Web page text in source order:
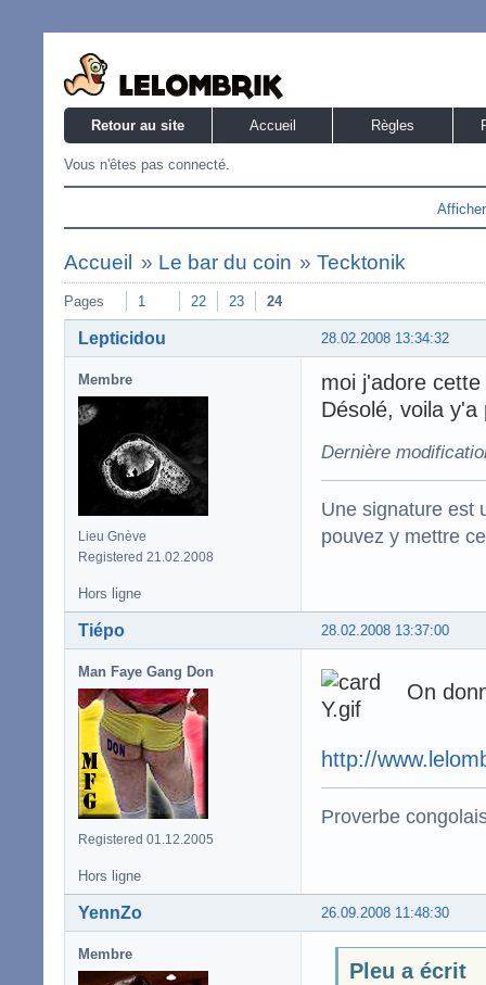
Retour au site Accueil Règles
Vous n'êtes pas connecté.
Accueil » Le bar du coin »Tecktonik
Pages 1 22 23 24
28.02.2008 13:34:32
Lepticidou
Membre
Lieu Gnève
Registered 21.02.2008
moi j'adore cette
Désolé, voila
Dernière
Une signature est
pouvez y mettre
Hors ligne
28.02.2008 13:37:00
Tiépo
Man Faye Gang Don
Registered 01.12.2005
On
http://
Proverbe
Hors ligne
26.09.2008 11:48:30
YennZo
Membre
Pleu a écrit